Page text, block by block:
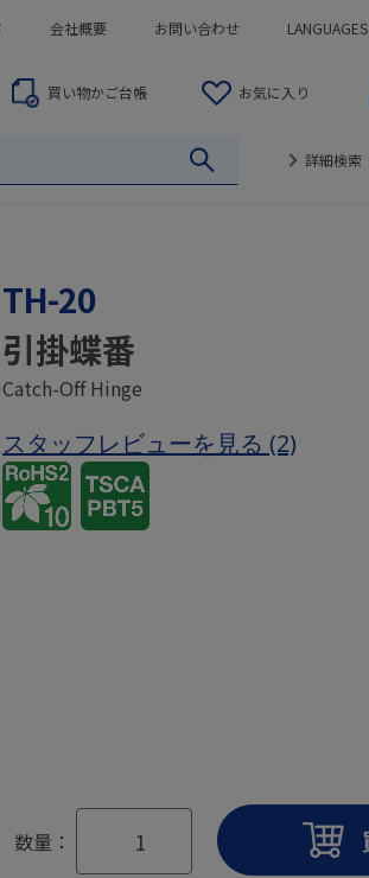
会社概要 お問い合わせ LANGUAGES
買い物かご台帳 お気に入り
詳細検索
TH-20
引掛蝶番
Catch-Off Hinge
スタッフレビューを見る (2)
数量：